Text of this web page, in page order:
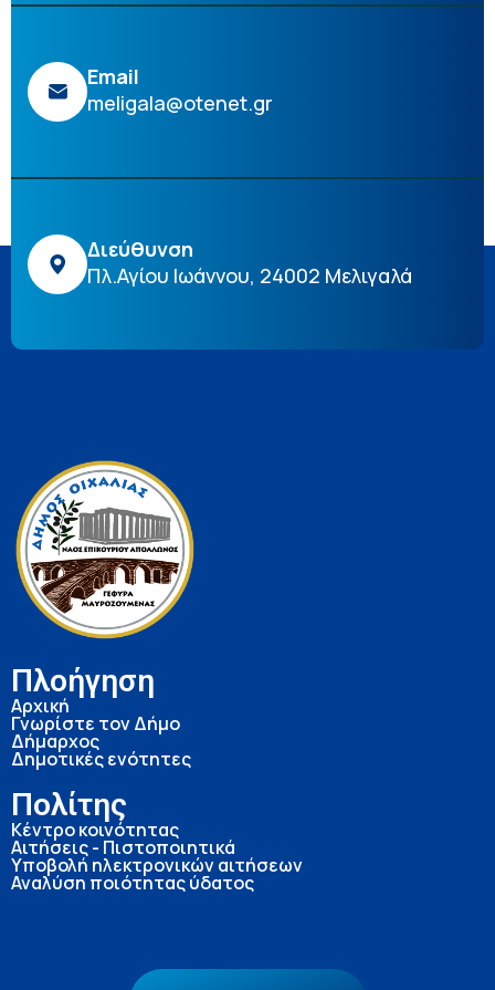
Email
meligala@otenet.gr
Διεύθυνση
Πλ.Αγίου Ιωάννου, 24002 Μελιγαλά
Πλοήγηση
Αρχική
Γνωρίστε τον Δήμο
Δήμαρχος
Δημοτικές ενότητες
Πολίτης
Κέντρο κοινότητας
Αιτήσεις - Πιστοποιητικά
Υποβολή ηλεκτρονικών αιτήσεων
Αναλύση ποιότητας ύδατος